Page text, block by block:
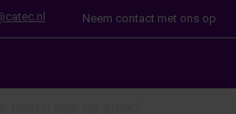
Neem contact met ons op